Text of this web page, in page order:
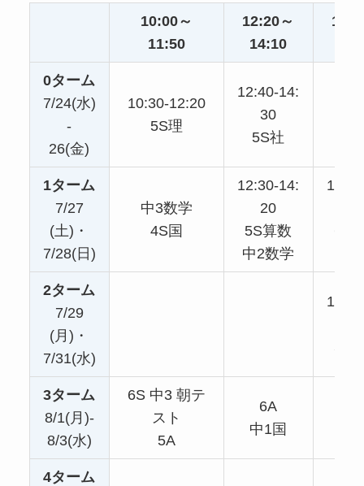
10:00～
11:50
12:20～
14:10
0ターム
7/24(水)
-
26(金)
10:30-12:20
5S理
12:40-14:
30
5S社
1ターム
7/27
(土)・
7/28(日)
中3数学
4S国
12:30-14:
20
5S算数
中2数学
2ターム
7/29
(月)・
7/31(水)
3ターム
8/1(月)-
8/3(水)
6S 中3 朝テ
スト
5A
6A
中1国
4ターム